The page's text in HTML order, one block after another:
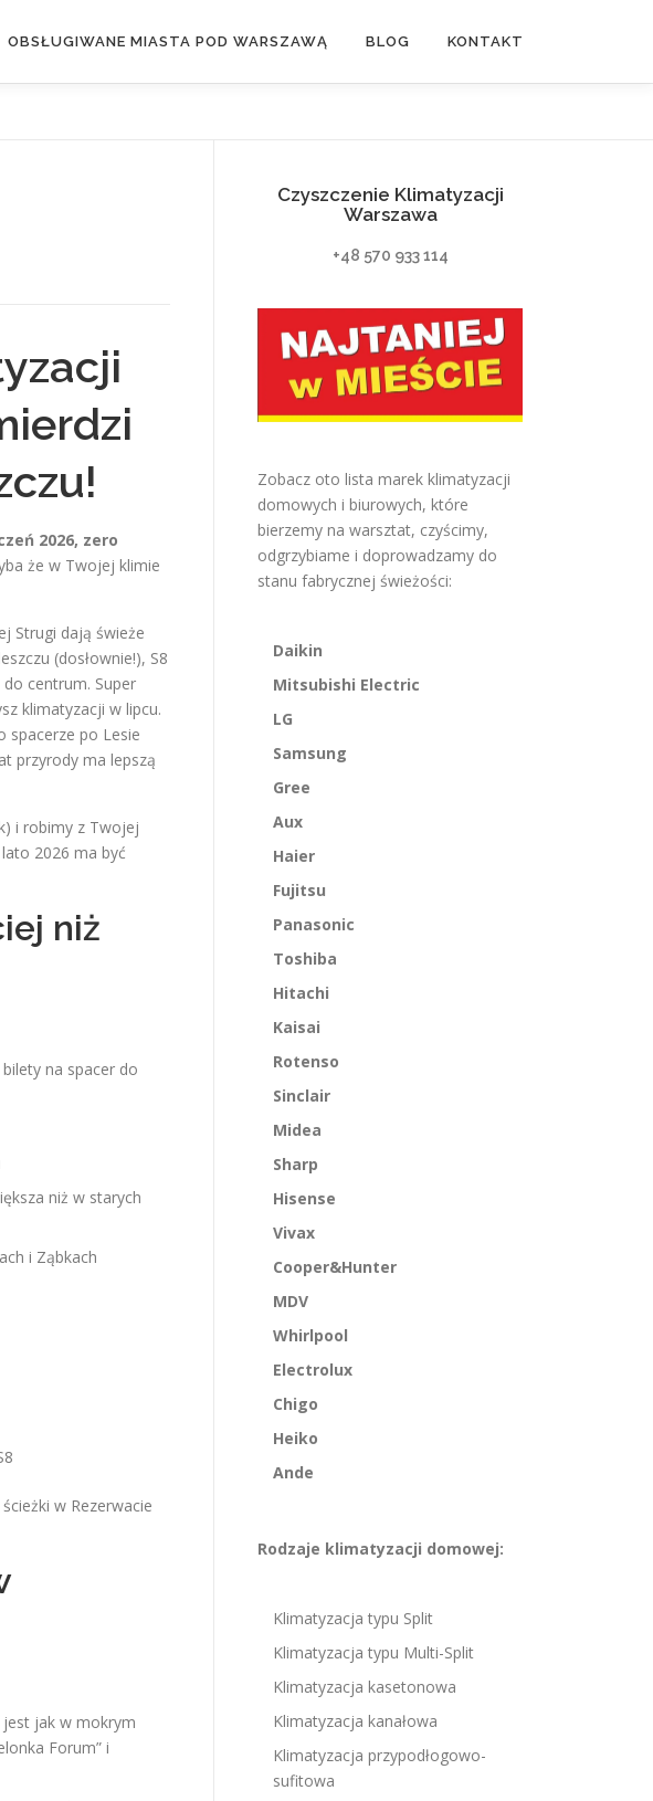
OBSŁUGIWANE MIASTA POD WARSZAWĄ BLOG KONTAKT
2026, zero
że w Twojej klimie
Strugi dają świeże
(dosłownie!), S8
centrum. Super
klimatyzacji w lipcu.
spacerze po Lesie
przyrody ma lepszą
i robimy z Twojej
2026 ma być
niż
na spacer do
niż w starych
i Ząbkach
w Rezerwacie
jak w mokrym
Forum” i
Czyszczenie Klimatyzacji
Warszawa
+48 570 933 114
Zobacz oto lista marek klimatyzacji
domowych i biurowych, które
bierzemy na warsztat, czyścimy,
odgrzybiame i doprowadzamy do
stanu fabrycznej świeżości:
Daikin
Mitsubishi Electric
LG
Samsung
Gree
Aux
Haier
Fujitsu
Panasonic
Toshiba
Hitachi
Kaisai
Rotenso
Sinclair
Midea
Sharp
Hisense
Vivax
Cooper&Hunter
MDV
Whirlpool
Electrolux
Chigo
Heiko
Ande
Rodzaje klimatyzacji domowej:
Klimatyzacja typu Split
Klimatyzacja typu Multi-Split
Klimatyzacja kasetonowa
Klimatyzacja kanałowa
Klimatyzacja przypodłogowo-
sufitowa